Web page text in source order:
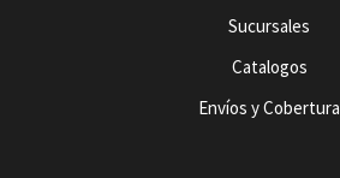
Sucursales
Catalogos
Envíos y Cobertura